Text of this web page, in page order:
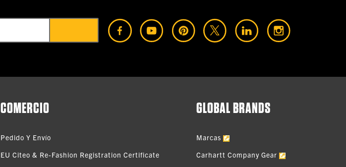
COMERCIO
Pedido Y Envío
EU Citeo & Re-Fashion Registration Certificate
GLOBAL BRANDS
Marcas
Carhartt Company Gear